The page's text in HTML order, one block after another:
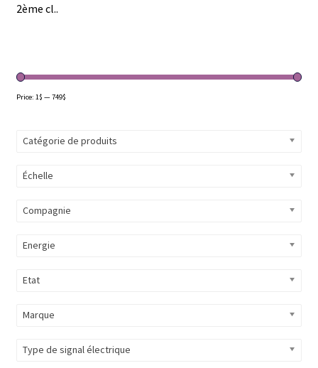
2ème cl..
Price: 1$ —749$
Catégorie de produits
Échelle
Compagnie
Energie
Etat
Marque
Type de signal électrique